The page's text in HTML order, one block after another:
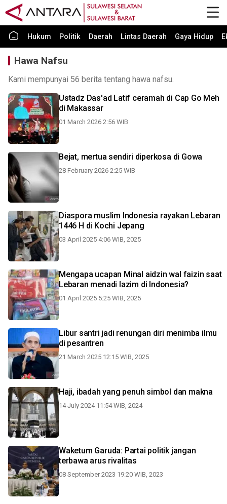
Hukum Politik Daerah Lintas Daerah Gaya Hidup
Hawa Nafsu
Kami mempunyai 56 berita tentang hawa nafsu.
Ustadz Das'ad Latif ceramah di Cap Go Meh
di Makassar
01 March 2026 2:56 WIB
Bejat, mertua sendiri diperkosa di Gowa
28 February 2026 2:25 WIB
Diaspora muslim Indonesia rayakan Lebaran
1446 H di Kochi Jepang
03 April 2025 4:06 WIB, 2025
Mengapa ucapan Minal aidzin wal faizin saat
Lebaran menadi lazim di Indonesia?
01 April 2025 5:25 WIB, 2025
Libur santri jadi renungan diri menimba ilmu
di pesantren
21 March 2025 12:15 WIB, 2025
Haji, ibadah yang penuh simbol dan makna
14 July 2024 11:54 WIB, 2024
Waketum Garuda: Partai politik jangan
terbawa arus rivalitas
08 September 2023 19:20 WIB, 2023